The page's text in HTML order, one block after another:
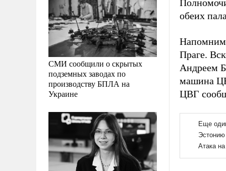
СМИ сообщили о скрытых
подземных заводах по
производству БПЛА на
Украине
обеих
Праге.
Андреем
машина
ЦВГ